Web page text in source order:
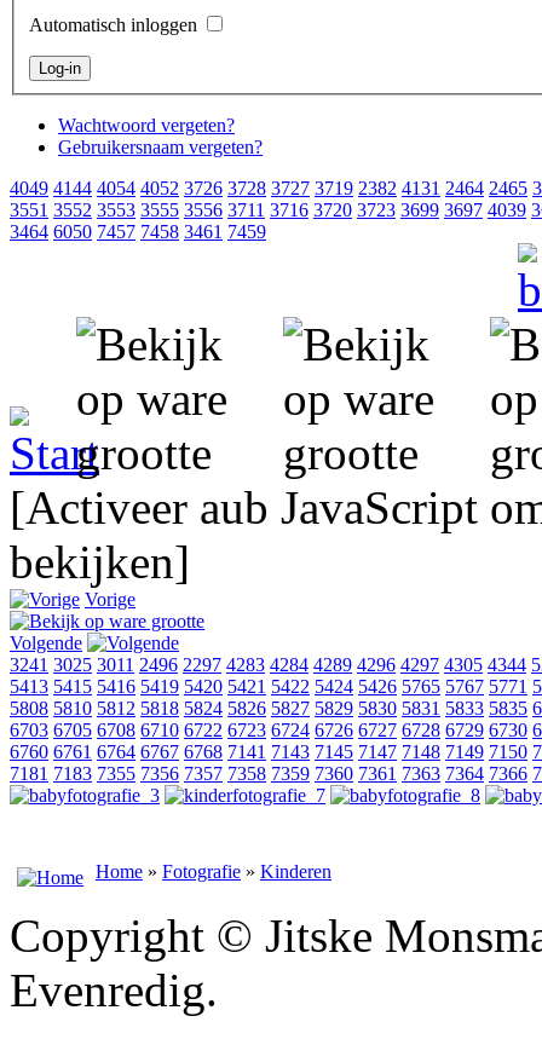
Automatisch inloggen
Wachtwoord vergeten?
Gebruikersnaam vergeten?
4049 4144 4054 4052 3726 3728 3727 3719 2382 4131 2464 2465
3551 3552 3553 3555 3556 3711 3716 3720 3723 3699 3697 4039
3464 6050 7457 7458 3461 7459
[Activeer aub JavaScript
bekijken]
Vorige
Volgende
3241 3025 3011 2496 2297 4283 4284 4289 4296 4297 4305 4344
5413 5415 5416 5419 5420 5421 5422 5424 5426 5765 5767 5771
5808 5810 5812 5818 5824 5826 5827 5829 5830 5831 5833 5835
6703 6705 6708 6710 6722 6723 6724 6726 6727 6728 6729 6730
6760 6761 6764 6767 6768 7141 7143 7145 7147 7148 7149 7150
7181 7183 7355 7356 7357 7358 7359 7360 7361 7363 7364 7366
Home » Fotografie » Kinderen
Copyright © Jitske
Evenredig.